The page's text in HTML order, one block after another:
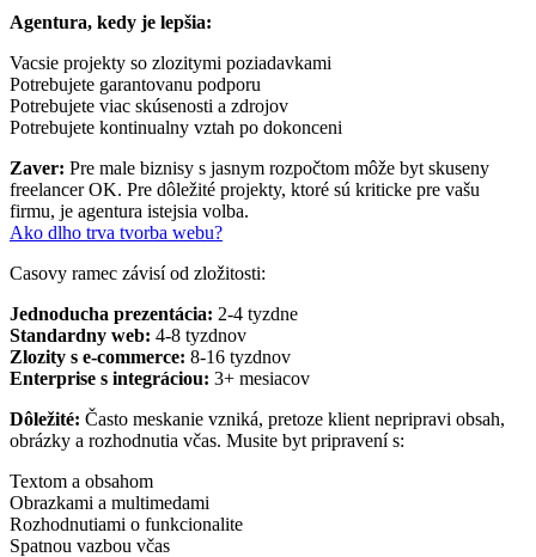
Agentura, kedy je lepšia:
Vacsie projekty so zlozitymi poziadavkami
Potrebujete garantovanu podporu
Potrebujete viac skúsenosti a zdrojov
Potrebujete kontinualny vztah po dokonceni
Zaver: Pre male biznisy s jasnym rozpočtom môže byt skuseny
freelancer OK. Pre dôležité projekty, ktoré sú kriticke pre vašu
firmu, je agentura istejsia volba.
Ako dlho trva tvorba webu?
Casovy ramec závisí od zložitosti:
Jednoducha prezentácia: 2-4 tyzdne
Standardny web: 4-8 tyzdnov
Zlozity s e-commerce: 8-16 tyzdnov
Enterprise s integráciou: 3+ mesiacov
Dôležité: Často meskanie vzniká, pretoze klient nepripravi obsah,
obrázky a rozhodnutia včas. Musite byt pripravení s:
Textom a obsahom
Obrazkami a multimedami
Rozhodnutiami o funkcionalite
Spatnou vazbou včas